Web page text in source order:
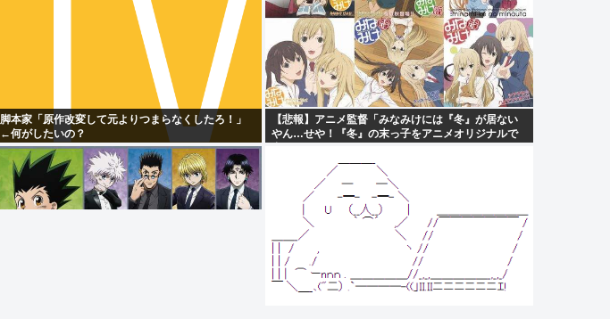
脚本家「原作改変して元よりつまらなくしたろ！」
←何がしたいの？
【悲報】アニメ監督「みなみけには『冬』が居ない
やん…せや！『冬』の末っ子をアニメオリジナルで